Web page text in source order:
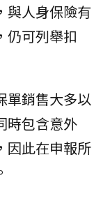
與人身保險有
仍可列舉扣
單銷售大多以
時包含意外
因此在申報所